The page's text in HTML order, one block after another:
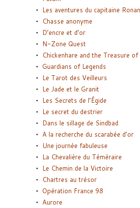
Les aventures du capitaine Ronan
Chasse anonyme
D’encre et d’or
N-Zone Quest
Chickenhare and the Treasure
Guardians of Legends
Le Tarot des Veilleurs
Le Jade et le Granit
Les Secrets de l’Égide
Le secret du destrier
Dans le sillage de Sindbad
A la recherche du scarabée d’or
Une journée fabuleuse
La Chevalière du Téméraire
Le Chemin de la Victoire
Chartres au trésor
Opération France 98
Aurore